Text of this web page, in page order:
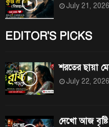
July 21, 2026
EDITOR'S PICKS
শরতের ছায়া
July 22, 2026
দেখো আজ